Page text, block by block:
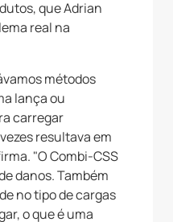
que Adrian
real na
métodos
lança ou
carregar
resultava em
"O Combi-CSS
danos. Também
no tipo de cargas
o que é uma